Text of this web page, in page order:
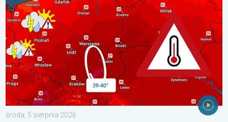
środa, 5 sierpnia 2026